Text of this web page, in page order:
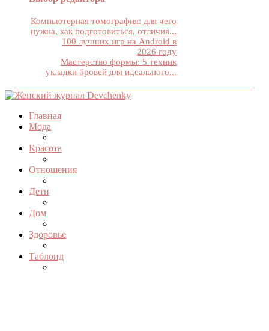
Компьютерная томография: для чего
нужна, как подготовиться, отличия...
100 лучших игр на Android в
2026 году
Мастерство формы: 5 техник
укладки бровей для идеального...
Главная
Мода
Красота
Отношения
Дети
Дом
Здоровье
Таблоид